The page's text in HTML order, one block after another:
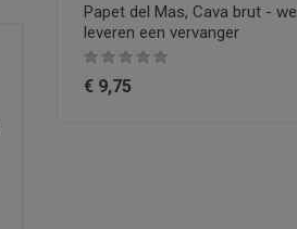
Papet del Mas, Cava brut - we
leveren een vervanger
€ 9,75